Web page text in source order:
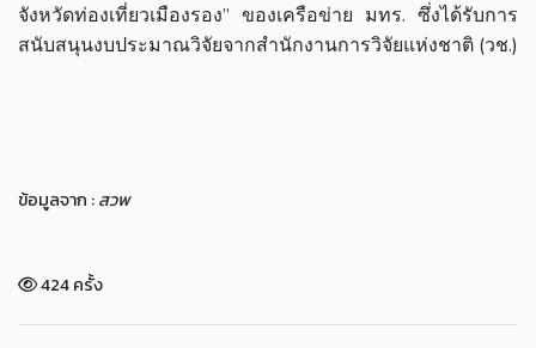
จังหวัดท่องเที่ยวเมืองรอง” ของเครือข่าย มทร. ซึ่งได้รับการ
สนับสนุนงบประมาณวิจัยจากสํานักงานการวิจัยแห่งชาติ (วช.)
ข้อมูลจาก :สวพ
424 ครั้ง